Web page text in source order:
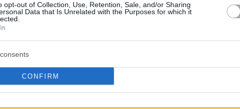
opt-out of Collection, Use, Retention, Sale, and/or Sharing
Data that Is Unrelated with the Purposes for which it
CONFIRM
ο Στιβ Κερ τωνΟυόριορς .
θα λάβει οδηγίες από τον ταλαντούχο
στην προπονητική του καριέρα από
οδηγούσε τους “αουτσάιντερ” του
στη σειρά και δύο τελικούς